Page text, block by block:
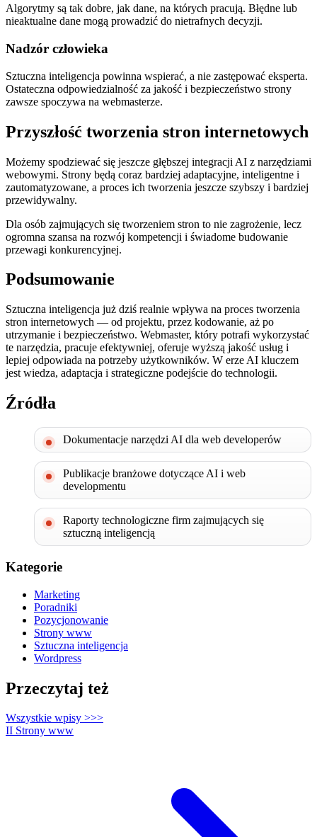
Algorytmy są tak dobre, jak dane, na których pracują. Błędne lub
nieaktualne dane mogą prowadzić do nietrafnych decyzji.
Nadzór człowieka
Sztuczna inteligencja powinna wspierać, a nie zastępować eksperta.
Ostateczna odpowiedzialność za jakość i bezpieczeństwo strony
zawsze spoczywa na webmasterze.
Przyszłość tworzenia stron internetowych
Możemy spodziewać się jeszcze głębszej integracji AI z narzędziami
webowymi. Strony będą coraz bardziej adaptacyjne, inteligentne i
zautomatyzowane, a proces ich tworzenia jeszcze szybszy i bardziej
przewidywalny.
Dla osób zajmujących się tworzeniem stron to nie zagrożenie, lecz
ogromna szansa na rozwój kompetencji i świadome budowanie
przewagi konkurencyjnej.
Podsumowanie
Sztuczna inteligencja już dziś realnie wpływa na proces tworzenia
stron internetowych — od projektu, przez kodowanie, aż po
utrzymanie i bezpieczeństwo. Webmaster, który potrafi wykorzystać
te narzędzia, pracuje efektywniej, oferuje wyższą jakość usług i
lepiej odpowiada na potrzeby użytkowników. W erze AI kluczem
jest wiedza, adaptacja i strategiczne podejście do technologii.
Źródła
Dokumentacje narzędzi AI dla web developerów
Publikacje branżowe dotyczące AI i web
developmentu
Raporty technologiczne firm zajmujących się
sztuczną inteligencją
Kategorie
Marketing
Poradniki
Pozycjonowanie
Strony www
Sztuczna inteligencja
Wordpress
Przeczytaj też
Wszystkie wpisy >>>
II Strony www